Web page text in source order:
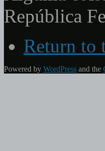
República
Return to
Powered by WordPress and the